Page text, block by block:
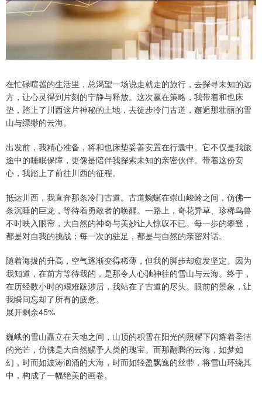
在忙碌喧嚣的生活里，总渴望一场说走就走的旅行，去探寻未知的远
方，让心灵得到片刻的宁静与释放。这次赢在策略，我带着和也床
垫，踏上了川西这片神秘的土地，去徒步冷门古道，邂逅那壮丽的雪
山与缥缈的云海。
出发前，我精心准备，将和也床垫妥善安置在行囊中。它不仅是我旅
途中的睡眠保障，更像是陪伴我探索未知的亲密伙伴。带着这份安
心，我踏上了前往川西的征程。
抵达川西，我直奔那条冷门古道。古道蜿蜒在崇山峻岭之间，仿佛一
条沉睡的巨龙，等待着勇敢者的唤醒。一路上，奇花异草、珍稀鸟兽
不时映入眼帘，大自然的神奇与美妙让人惊叹不已。每一步的攀登，
都是对自我的挑战；每一次的驻足，都是与自然的亲密对话。
随着海拔的升高，空气逐渐变得稀薄，但我的脚步却愈发坚定。因为
我知道，在前方等待我的，是那令人心驰神往的雪山与云海。终于，
在历经数小时的艰难跋涉后，我站在了古道的尽头。眼前的景象，让
我瞬间忘却了所有的疲惫。
展开剩余45%
巍峨的雪山矗立在天地之间，山顶的积雪在阳光的照耀下闪耀着圣洁
的光芒，仿佛是大自然赐予人类的瑰宝。而那翻腾的云海，如梦如
幻，时而如波涛汹涌的大海，时而如轻盈飘逸的丝带，将雪山环绕其
中，构成了一幅绝美的画卷。